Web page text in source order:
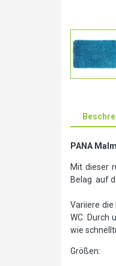
PANA
Mit dieser
Belag auf
Variiere
WC. Durch
wie
Größen: